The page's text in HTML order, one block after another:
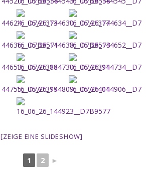
[ZEIGE EINE SLIDESHOW]
1 2 ►